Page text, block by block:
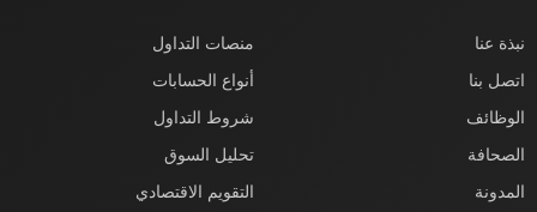
نبذة عنا
اتصل بنا
الوظائف
الصحافة
المدونة
منصات التداول
أنواع الحسابات
شروط التداول
تحليل السوق
التقويم الاقتصادي